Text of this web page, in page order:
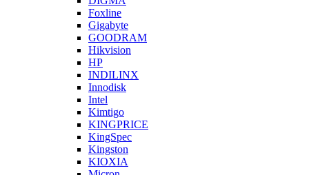
Foxline
Gigabyte
GOODRAM
Hikvision
HP
INDILINX
Innodisk
Intel
Kimtigo
KINGPRICE
KingSpec
Kingston
KIOXIA